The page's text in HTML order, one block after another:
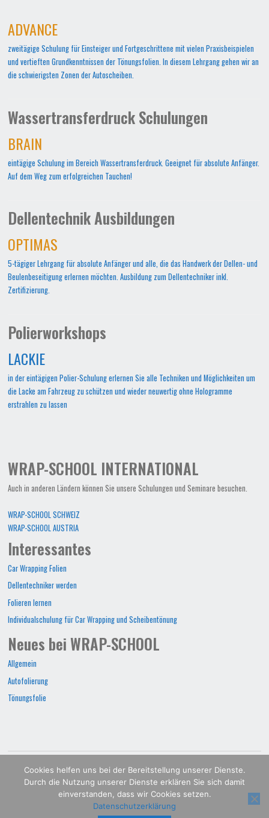
ADVANCE
zweitägige Schulung für Einsteiger und Fortgeschrittene mit vielen Praxisbeispielen
und vertieften Grundkenntnissen der Tönungsfolien. In diesem Lehrgang gehen wir an
die schwierigsten Zonen der Autoscheiben.
Wassertransferdruck Schulungen
BRAIN
eintägige Schulung im Bereich Wassertransferdruck. Geeignet für absolute Anfänger.
Auf dem Weg zum erfolgreichen Tauchen!
Dellentechnik Ausbildungen
OPTIMAS
5-tägiger Lehrgang für absolute Anfänger und alle, die das Handwerk der Dellen- und
Beulenbeseitigung erlernen möchten. Ausbildung zum Dellentechniker inkl.
Zertifizierung.
Polierworkshops
LACKIE
in der eintägigen Polier-Schulung erlernen Sie alle Techniken und Möglichkeiten um
die Lacke am Fahrzeug zu schützen und wieder neuwertig ohne Hologramme
erstrahlen zu lassen
WRAP-SCHOOL INTERNATIONAL
Auch in anderen Ländern können Sie unsere Schulungen und Seminare besuchen.
WRAP-SCHOOL SCHWEIZ
WRAP-SCHOOL AUSTRIA
Interessantes
Car Wrapping Folien
Dellentechniker werden
Folieren lernen
Individualschulung für Car Wrapping und Scheibentönung
Neues bei WRAP-SCHOOL
Allgemein
Autofolierung
Tönungsfolie
POWERED BY SEPTERA & WORDPRESS.
Cookies helfen uns bei der Bereitstellung unserer Dienste.
Durch die Nutzung unserer Dienste erklären Sie sich damit
einverstanden, dass wir Cookies setzen.
Datenschutzerklärung